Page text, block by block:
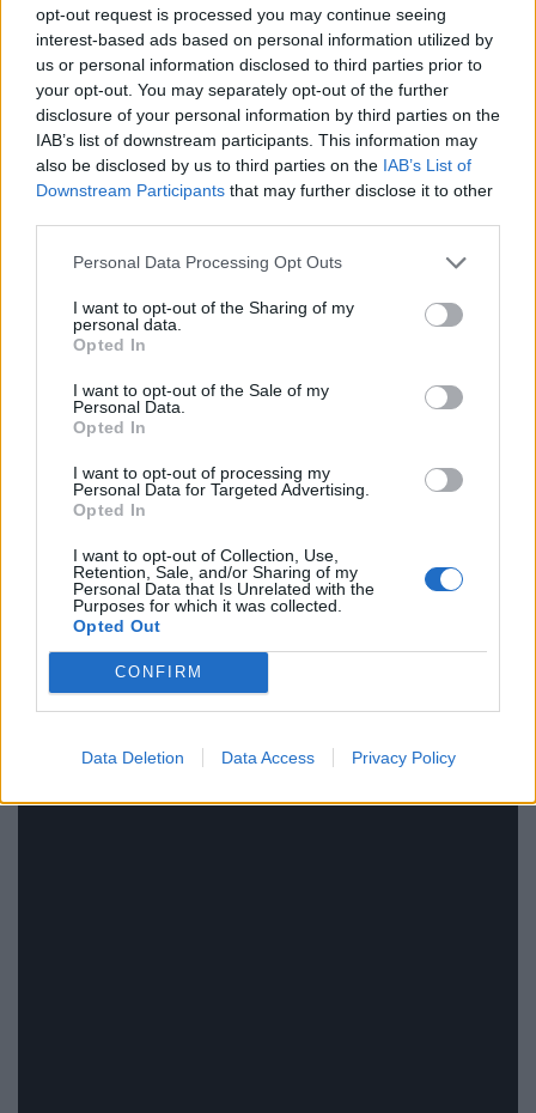
opt-out request is processed you may continue seeing
interest-based ads based on personal information utilized by
us or personal information disclosed to third parties prior to
your opt-out. You may separately opt-out of the further
disclosure of your personal information by third parties on the
IAB’s list of downstream participants. This information may
also be disclosed by us to third parties on the IAB’s List of
Downstream Participants that may further disclose it to other
Personal Data Processing Opt Outs
I want to opt-out of the Sharing of my
personal data.
Opted In
I want to opt-out of the Sale of my
Personal Data.
Opted In
I want to opt-out of processing my
Personal Data for Targeted Advertising.
Opted In
I want to opt-out of Collection, Use,
Retention, Sale, and/or Sharing of my
Personal Data that Is Unrelated with the
Purposes for which it was collected.
Opted Out
CONFIRM
Data Deletion Data Access Privacy Policy
«Όταν ερμηνεύω δεν είμαι τίποτα άλλο παρά
ελεύθερη» λέει η σταρ στο τρέιλερ που
κυκλοφόρησε με σκηνές της ίδιας και των παιδιών
της να εμφανίζονται στην οθόνη, όπως οι πρόβες με
την μεγαλύτερη κόρη της, Μπλου ‘Αιβι
Κάρτερ. «Ο στόχος αυτής της περιοδείας ήταν να
δημιουργηθεί ένα μέρος όπου όλοι είναι ελεύθεροι και
κανείς δεν κρίνεται» καταλήγει.